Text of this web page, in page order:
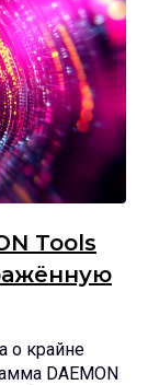
Tools
о крайне
DAEMON